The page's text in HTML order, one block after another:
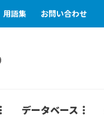
用語集 お問い合わせ
データベース